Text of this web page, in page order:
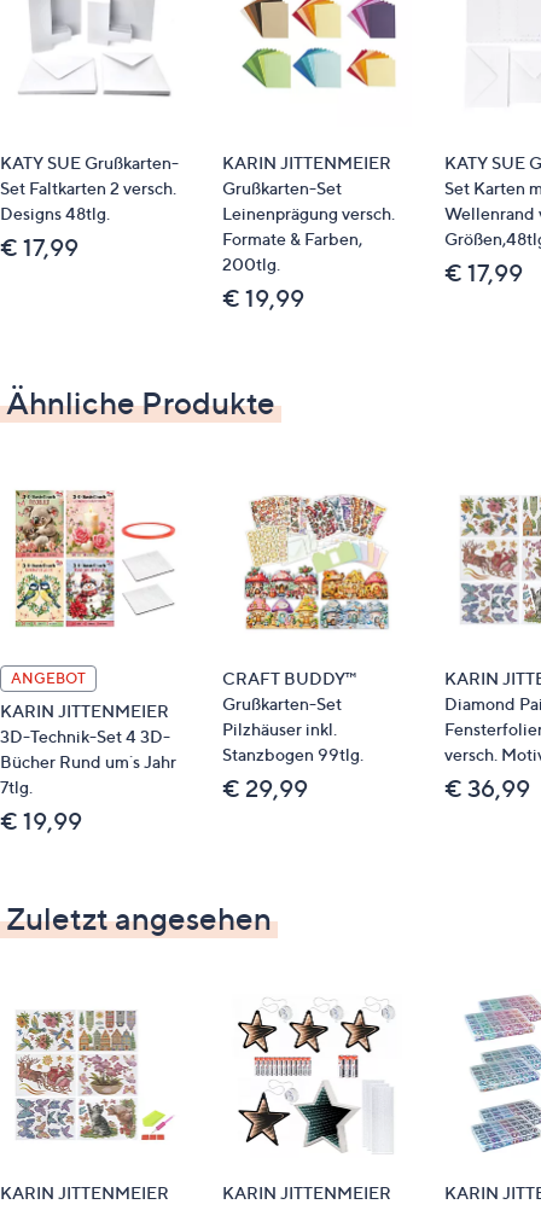
KATY SUE Grußkarten-
Set Faltkarten 2 versch.
Designs 48tlg.
€ 17,99
KARIN JITTENMEIER
Grußkarten-Set
Leinenprägung versch.
Formate & Farben,
200tlg.
€ 19,99
KATY SUE
Set Karten
Wellenrand
€ 17,99
Ähnliche Produkte
ANGEBOT
KARIN JITTENMEIER
3D-Technik-Set 4 3D-
Bücher Rund um´s Jahr
7tlg.
€ 19,99
CRAFT BUDDY™
Grußkarten-Set
Pilzhäuser inkl.
Stanzbogen 99tlg.
€ 29,99
KARIN
Diamond
versch.
€ 36,99
Zuletzt angesehen
KARIN JITTENMEIER
KARIN JITTENMEIER
KARIN